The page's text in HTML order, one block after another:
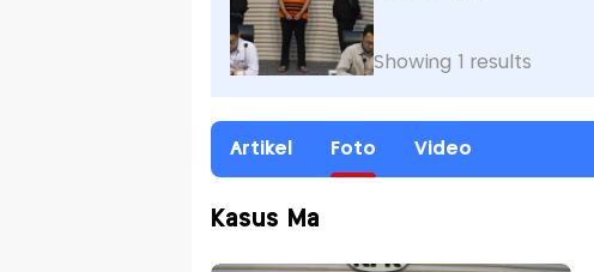
Showing 1 results
Artikel Foto Video
Kasus Ma